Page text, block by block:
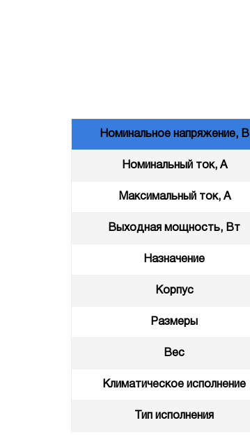
Номинальное напряжение, В
Номинальный ток, А
Максимальный ток, А
Выходная мощность, Вт
Назначение
Корпус
Размеры
Вес
Климатическое исполнение
Тип исполнения